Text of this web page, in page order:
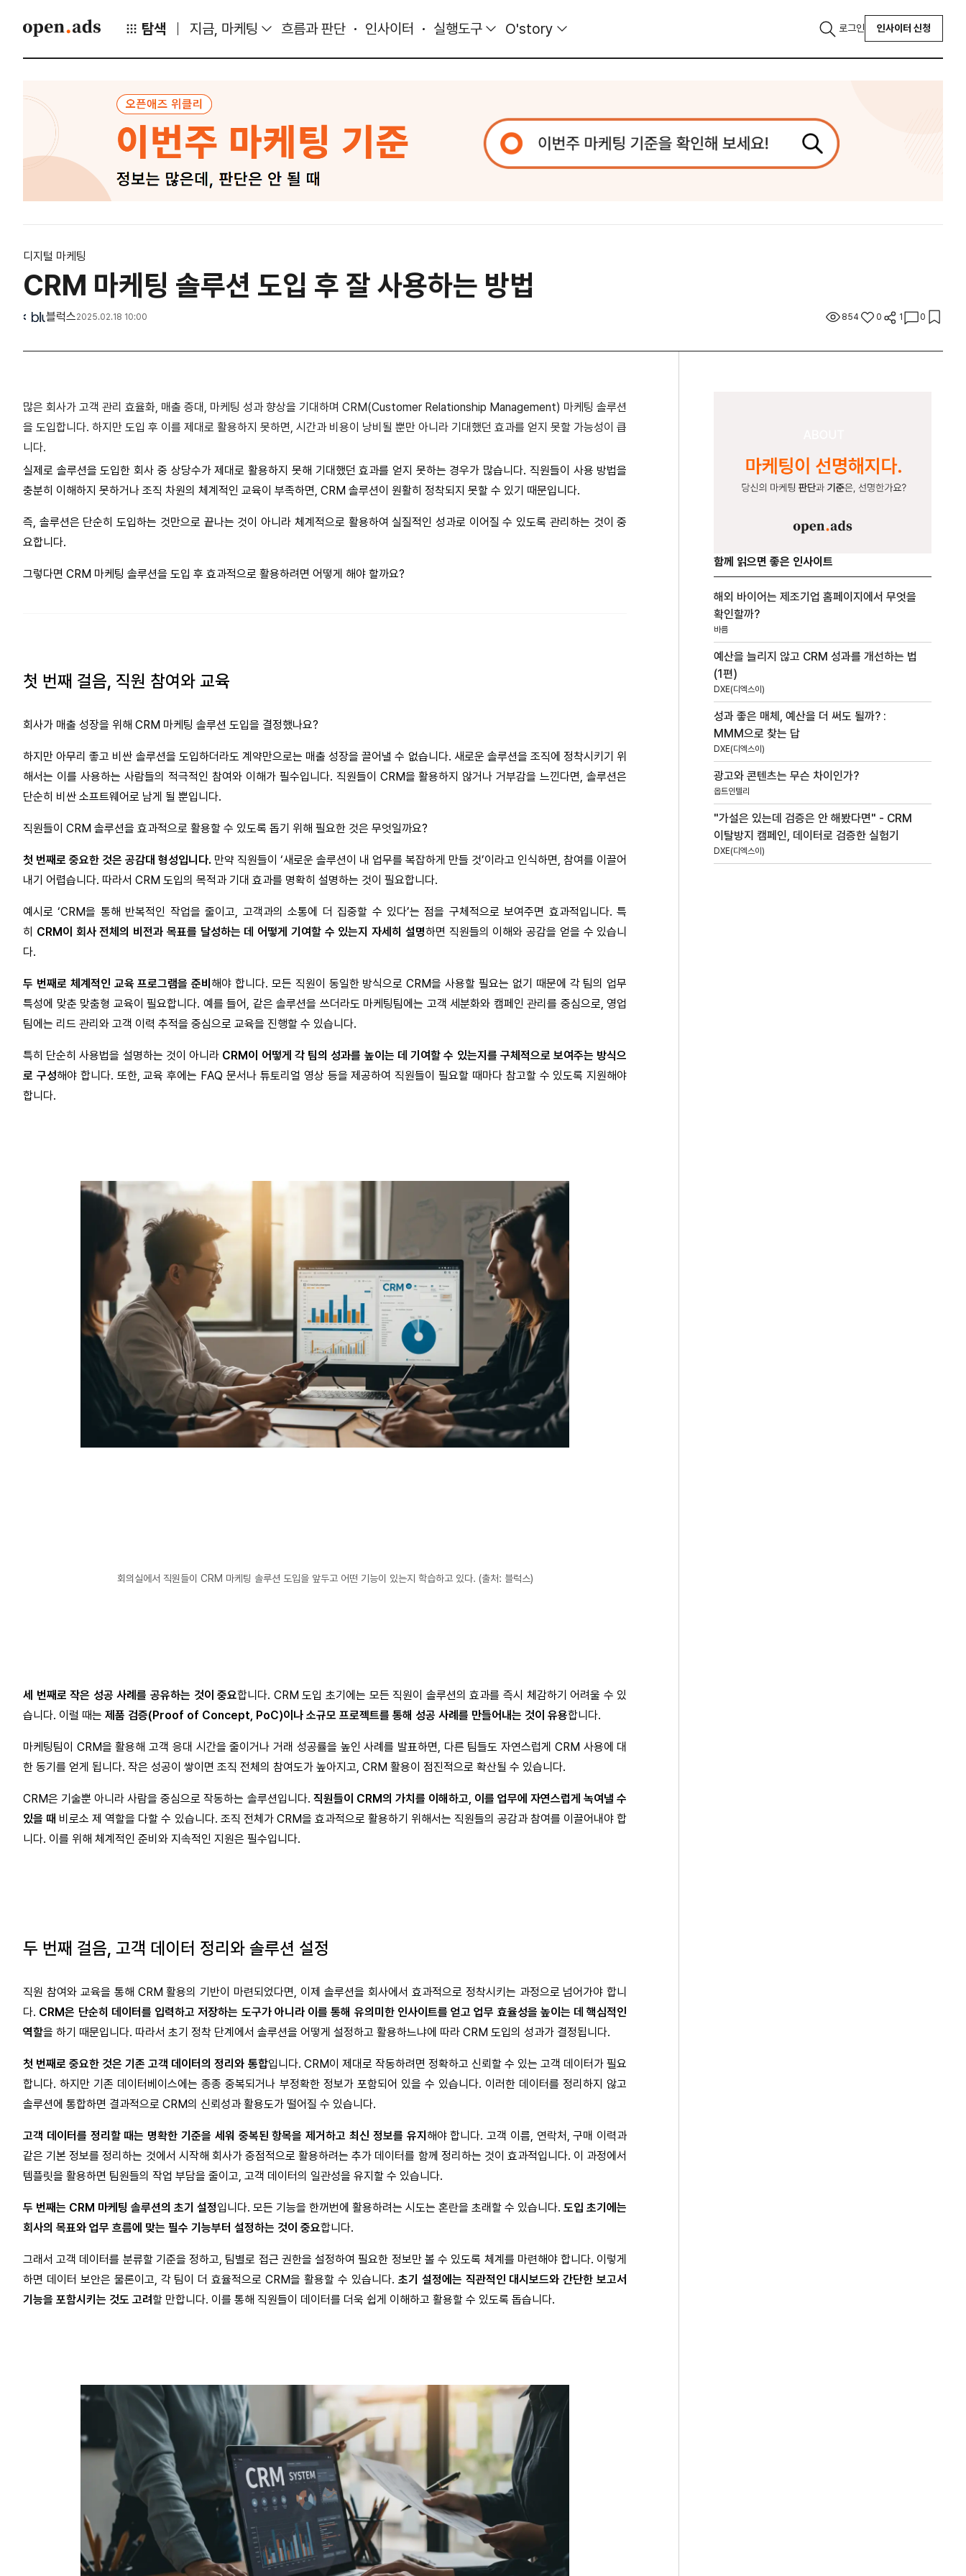
탐색 지금, 마케팅 흐름과 판단 인사이터 실행도구 O'story 로그인 인사이터 신청
디지털 마케팅
CRM 마케팅 솔루션 도입 후 잘 사용하는 방법
블럭스2025.02.18 10:00 854 0 1 0
많은 회사가 고객 관리 효율화, 매출 증대, 마케팅 성과 향상을 기대하며 CRM(Customer Relationship Management) 마케팅 솔루션
을 도입합니다. 하지만 도입 후 이를 제대로 활용하지 못하면, 시간과 비용이 낭비될 뿐만 아니라 기대했던 효과를 얻지 못할 가능성이 큽
니다.
실제로 솔루션을 도입한 회사 중 상당수가 제대로 활용하지 못해 기대했던 효과를 얻지 못하는 경우가 많습니다. 직원들이 사용 방법을
충분히 이해하지 못하거나 조직 차원의 체계적인 교육이 부족하면, CRM 솔루션이 원활히 정착되지 못할 수 있기 때문입니다.
즉, 솔루션은 단순히 도입하는 것만으로 끝나는 것이 아니라 체계적으로 활용하여 실질적인 성과로 이어질 수 있도록 관리하는 것이 중
요합니다.
그렇다면 CRM 마케팅 솔루션을 도입 후 효과적으로 활용하려면 어떻게 해야 할까요?
첫 번째 걸음, 직원 참여와 교육
회사가 매출 성장을 위해 CRM 마케팅 솔루션 도입을 결정했나요?
하지만 아무리 좋고 비싼 솔루션을 도입하더라도 계약만으로는 매출 성장을 끌어낼 수 없습니다. 새로운 솔루션을 조직에 정착시키기 위
해서는 이를 사용하는 사람들의 적극적인 참여와 이해가 필수입니다. 직원들이 CRM을 활용하지 않거나 거부감을 느낀다면, 솔루션은
단순히 비싼 소프트웨어로 남게 될 뿐입니다.
직원들이 CRM 솔루션을 효과적으로 활용할 수 있도록 돕기 위해 필요한 것은 무엇일까요?
첫 번째로 중요한 것은 공감대 형성입니다. 만약 직원들이 ‘새로운 솔루션이 내 업무를 복잡하게 만들 것’이라고 인식하면, 참여를 이끌어
내기 어렵습니다. 따라서 CRM 도입의 목적과 기대 효과를 명확히 설명하는 것이 필요합니다.
예시로 ‘CRM을 통해 반복적인 작업을 줄이고, 고객과의 소통에 더 집중할 수 있다’는 점을 구체적으로 보여주면 효과적입니다. 특
히 CRM이 회사 전체의 비전과 목표를 달성하는 데 어떻게 기여할 수 있는지 자세히 설명하면 직원들의 이해와 공감을 얻을 수 있습니
다.
두 번째로 체계적인 교육 프로그램을 준비 해야 합니다. 모든 직원이 동일한 방식으로 CRM을 사용할 필요는 없기 때문에 각 팀의 업무
특성에 맞춘 맞춤형 교육이 필요합니다. 예를 들어, 같은 솔루션을 쓰더라도 마케팅팀에는 고객 세분화와 캠페인 관리를 중심으로, 영업
팀에는 리드 관리와 고객 이력 추적을 중심으로 교육을 진행할 수 있습니다.
특히 단순히 사용법을 설명하는 것이 아니라 CRM이 어떻게 각 팀의 성과를 높이는 데 기여할 수 있는지를 구체적으로 보여주는 방식으
로 구성해야 합니다. 또한, 교육 후에는 FAQ 문서나 튜토리얼 영상 등을 제공하여 직원들이 필요할 때마다 참고할 수 있도록 지원해야
합니다.
회의실에서 직원들이 CRM 마케팅 솔루션 도입을 앞두고 어떤 기능이 있는지 학습하고 있다. (출처: 블럭스)
세 번째로 작은 성공 사례를 공유하는 것이 중요합니다. CRM 도입 초기에는 모든 직원이 솔루션의 효과를 즉시 체감하기 어려울 수 있
습니다. 이럴 때는 제품 검증(Proof of Concept, PoC)이나 소규모 프로젝트를 통해 성공 사례를 만들어내는 것이 유용합니다.
마케팅팀이 CRM을 활용해 고객 응대 시간을 줄이거나 거래 성공률을 높인 사례를 발표하면, 다른 팀들도 자연스럽게 CRM 사용에 대
한 동기를 얻게 됩니다. 작은 성공이 쌓이면 조직 전체의 참여도가 높아지고, CRM 활용이 점진적으로 확산될 수 있습니다.
CRM은 기술뿐 아니라 사람을 중심으로 작동하는 솔루션입니다. 직원들이 CRM의 가치를 이해하고, 이를 업무에 자연스럽게 녹여낼 수
있을 때 비로소 제 역할을 다할 수 있습니다. 조직 전체가 CRM을 효과적으로 활용하기 위해서는 직원들의 공감과 참여를 이끌어내야 합
니다. 이를 위해 체계적인 준비와 지속적인 지원은 필수입니다.
두 번째 걸음, 고객 데이터 정리와 솔루션 설정
직원 참여와 교육을 통해 CRM 활용의 기반이 마련되었다면, 이제 솔루션을 회사에서 효과적으로 정착시키는 과정으로 넘어가야 합니
다. CRM은 단순히 데이터를 입력하고 저장하는 도구가 아니라 이를 통해 유의미한 인사이트를 얻고 업무 효율성을 높이는 데 핵심적인
역할을 하기 때문입니다. 따라서 초기 정착 단계에서 솔루션을 어떻게 설정하고 활용하느냐에 따라 CRM 도입의 성과가 결정됩니다.
첫 번째로 중요한 것은 기존 고객 데이터의 정리와 통합입니다. CRM이 제대로 작동하려면 정확하고 신뢰할 수 있는 고객 데이터가 필요
합니다. 하지만 기존 데이터베이스에는 종종 중복되거나 부정확한 정보가 포함되어 있을 수 있습니다. 이러한 데이터를 정리하지 않고
솔루션에 통합하면 결과적으로 CRM의 신뢰성과 활용도가 떨어질 수 있습니다.
고객 데이터를 정리할 때는 명확한 기준을 세워 중복된 항목을 제거하고 최신 정보를 유지 해야 합니다. 고객 이름, 연락처, 구매 이력과
같은 기본 정보를 정리하는 것에서 시작해 회사가 중점적으로 활용하려는 추가 데이터를 함께 정리하는 것이 효과적입니다. 이 과정에서
템플릿을 활용하면 팀원들의 작업 부담을 줄이고, 고객 데이터의 일관성을 유지할 수 있습니다.
두 번째는 CRM 마케팅 솔루션의 초기 설정입니다. 모든 기능을 한꺼번에 활용하려는 시도는 혼란을 초래할 수 있습니다.도입 초기에는
회사의 목표와 업무 흐름에 맞는 필수 기능부터 설정하는 것이 중요합니다.
그래서 고객 데이터를 분류할 기준을 정하고, 팀별로 접근 권한을 설정하여 필요한 정보만 볼 수 있도록 체계를 마련해야 합니다. 이렇게
하면 데이터 보안은 물론이고, 각 팀이 더 효율적으로 CRM을 활용할 수 있습니다. 초기 설정에는 직관적인 대시보드와 간단한 보고서
기능을 포함시키는 것도 고려할 만합니다. 이를 통해 직원들이 데이터를 더욱 쉽게 이해하고 활용할 수 있도록 돕습니다.
함께 읽으면 좋은 인사이트
해외 바이어는 제조기업 홈페이지에서 무엇을
확인할까?
바름
예산을 늘리지 않고 CRM 성과를 개선하는 법
(1편)
DXE(디엑스이)
성과 좋은 매체, 예산을 더 써도 될까? :
MMM으로 찾는 답
DXE(디엑스이)
광고와 콘텐츠는 무슨 차이인가?
옵트인텔리
"가설은 있는데 검증은 안 해봤다면" - CRM
이탈방지 캠페인, 데이터로 검증한 실험기
DXE(디엑스이)